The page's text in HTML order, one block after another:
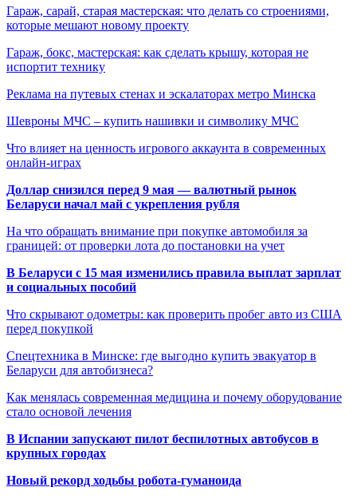
Гараж, сарай, старая мастерская: что делать со строениями,
которые мешают новому проекту
Гараж, бокс, мастерская: как сделать крышу, которая не
испортит технику
Реклама на путевых стенах и эскалаторах метро Минска
Шевроны МЧС – купить нашивки и символику МЧС
Что влияет на ценность игрового аккаунта в современных
онлайн-играх
Доллар снизился перед 9 мая — валютный рынок
Беларуси начал май с укрепления рубля
На что обращать внимание при покупке автомобиля за
границей: от проверки лота до постановки на учет
В Беларуси с 15 мая изменились правила выплат зарплат
и социальных пособий
Что скрывают одометры: как проверить пробег авто из США
перед покупкой
Спецтехника в Минске: где выгодно купить эвакуатор в
Беларуси для автобизнеса?
Как менялась современная медицина и почему оборудование
стало основой лечения
В Испании запускают пилот беспилотных автобусов в
крупных городах
Новый рекорд ходьбы робота-гуманоида